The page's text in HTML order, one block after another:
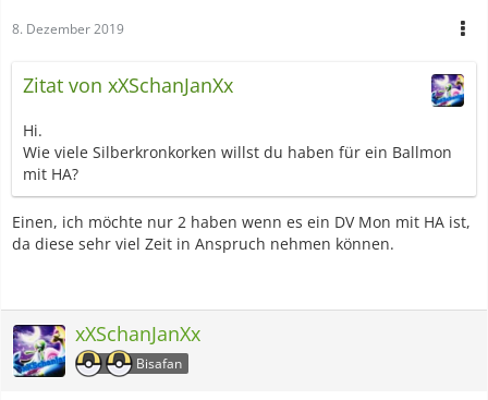
8. Dezember 2019
Zitat von xXSchanJanXx
Hi.
Wie viele Silberkronkorken willst du haben für ein Ballmon
mit HA?
Einen, ich möchte nur 2 haben wenn es ein DV Mon mit HA ist,
da diese sehr viel Zeit in Anspruch nehmen können.
xXSchanJanXx
Bisafan